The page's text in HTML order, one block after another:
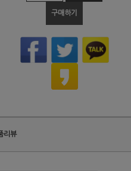
구매하기
리뷰